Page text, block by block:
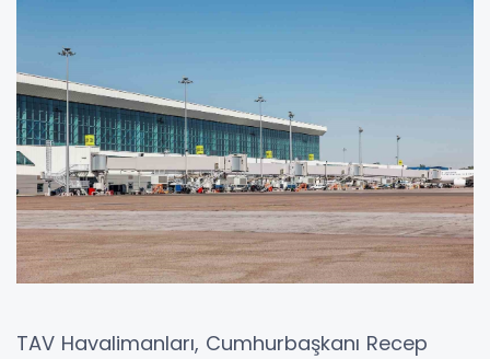
TAV Havalimanları, Cumhurbaşkanı Recep